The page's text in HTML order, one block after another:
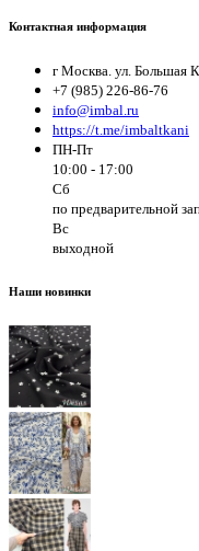
Контактная информация
г Москва. ул. Большая
+7 (985) 226-86-76
info@imbal.ru
https://t.me/imbaltkani
ПН-Пт
10:00 - 17:00
Сб
по предварительной
Вс
выходной
Наши новинки